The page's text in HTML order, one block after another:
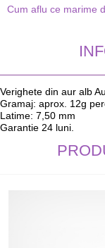
Cum aflu ce marime
Verighete din aur alb
Gramaj: aprox. 12g
Latime: 7,50 mm
Garantie 24 luni.